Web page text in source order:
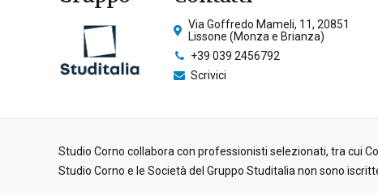
Via Goffredo Mameli, 11, 20851
Lissone (Monza e Brianza)
+39 039 2456792
Scrivici
Studio Corno collabora con professionisti selezionati, tra cui
Studio Corno e le Società del Gruppo Studitalia non sono